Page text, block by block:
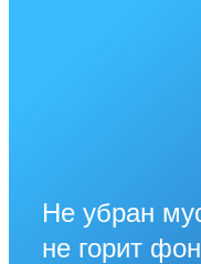
Не убран
не горит